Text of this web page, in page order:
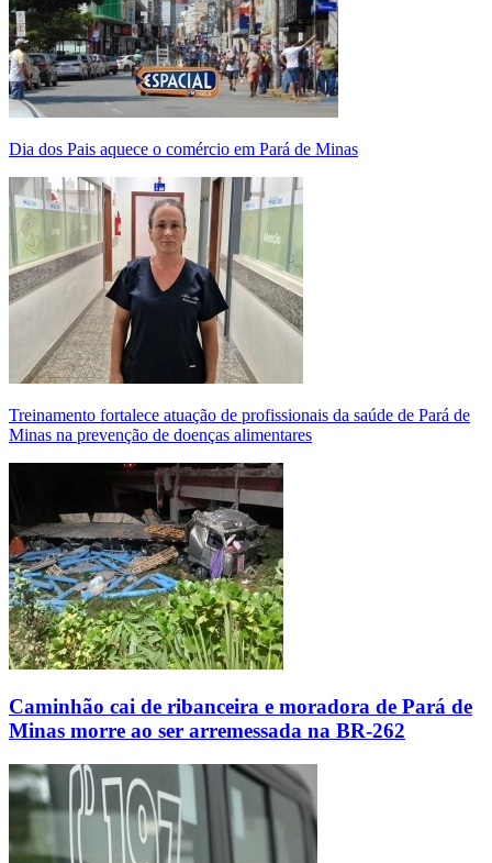
Dia dos Pais aquece o comércio em Pará de Minas
Treinamento fortalece atuação de profissionais da saúde de Pará de
Minas na prevenção de doenças alimentares
Caminhão cai de ribanceira e moradora de Pará de
Minas morre ao ser arremessada na BR-262